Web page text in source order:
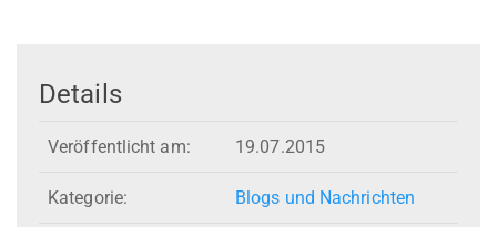
Details
Veröffentlicht am: 19.07.2015
Kategorie: Blogs und Nachrichten